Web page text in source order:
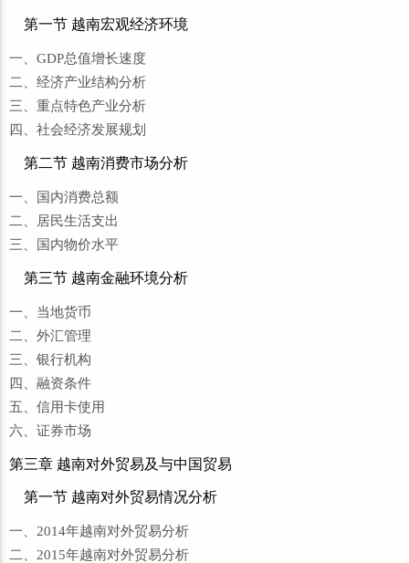
第一节 越南宏观经济环境
一、GDP总值增长速度
二、经济产业结构分析
三、重点特色产业分析
四、社会经济发展规划
第二节 越南消费市场分析
一、国内消费总额
二、居民生活支出
三、国内物价水平
第三节 越南金融环境分析
一、当地货币
二、外汇管理
三、银行机构
四、融资条件
五、信用卡使用
六、证券市场
第三章 越南对外贸易及与中国贸易
第一节 越南对外贸易情况分析
一、2014年越南对外贸易分析
二、2015年越南对外贸易分析